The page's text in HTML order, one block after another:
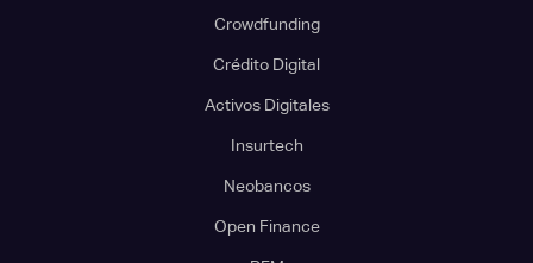
Crowdfunding
Crédito Digital
Activos Digitales
Insurtech
Neobancos
Open Finance